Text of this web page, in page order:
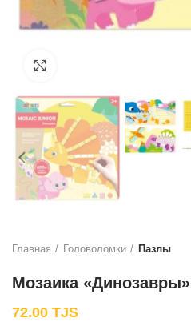
Главная Головоломки Пазлы
Мозаика «Динозавры»
72.00 TJS